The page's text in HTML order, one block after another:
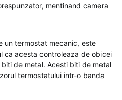
mentinand camera
un termostat mecanic, este
ca acesta controleaza de obicei
de metal. Acesti biti de metal
termostatului intr-o banda